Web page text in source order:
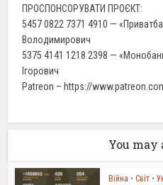
ПРОСПОНСОРУВАТИ ПРОЄКТ:
5457 0822 7371 4910 —
Володимирович
5375 4141 1218 2398 —
Ігорович
Patreon – https://
You may
Війна • Світ •